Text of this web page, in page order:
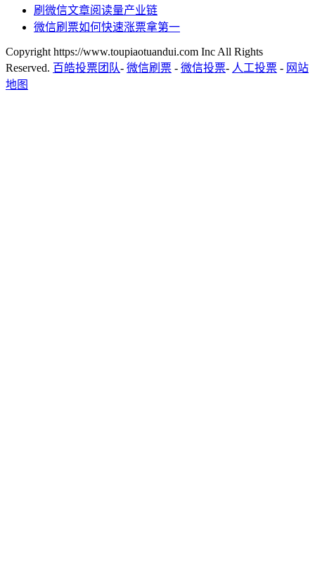
刷微信文章阅读量产业链
微信刷票如何快速涨票拿第一
Copyright https://www.toupiaotuandui.com Inc All Rights
Reserved. 百皓投票团队- 微信刷票 - 微信投票- 人工投票 - 网站
地图